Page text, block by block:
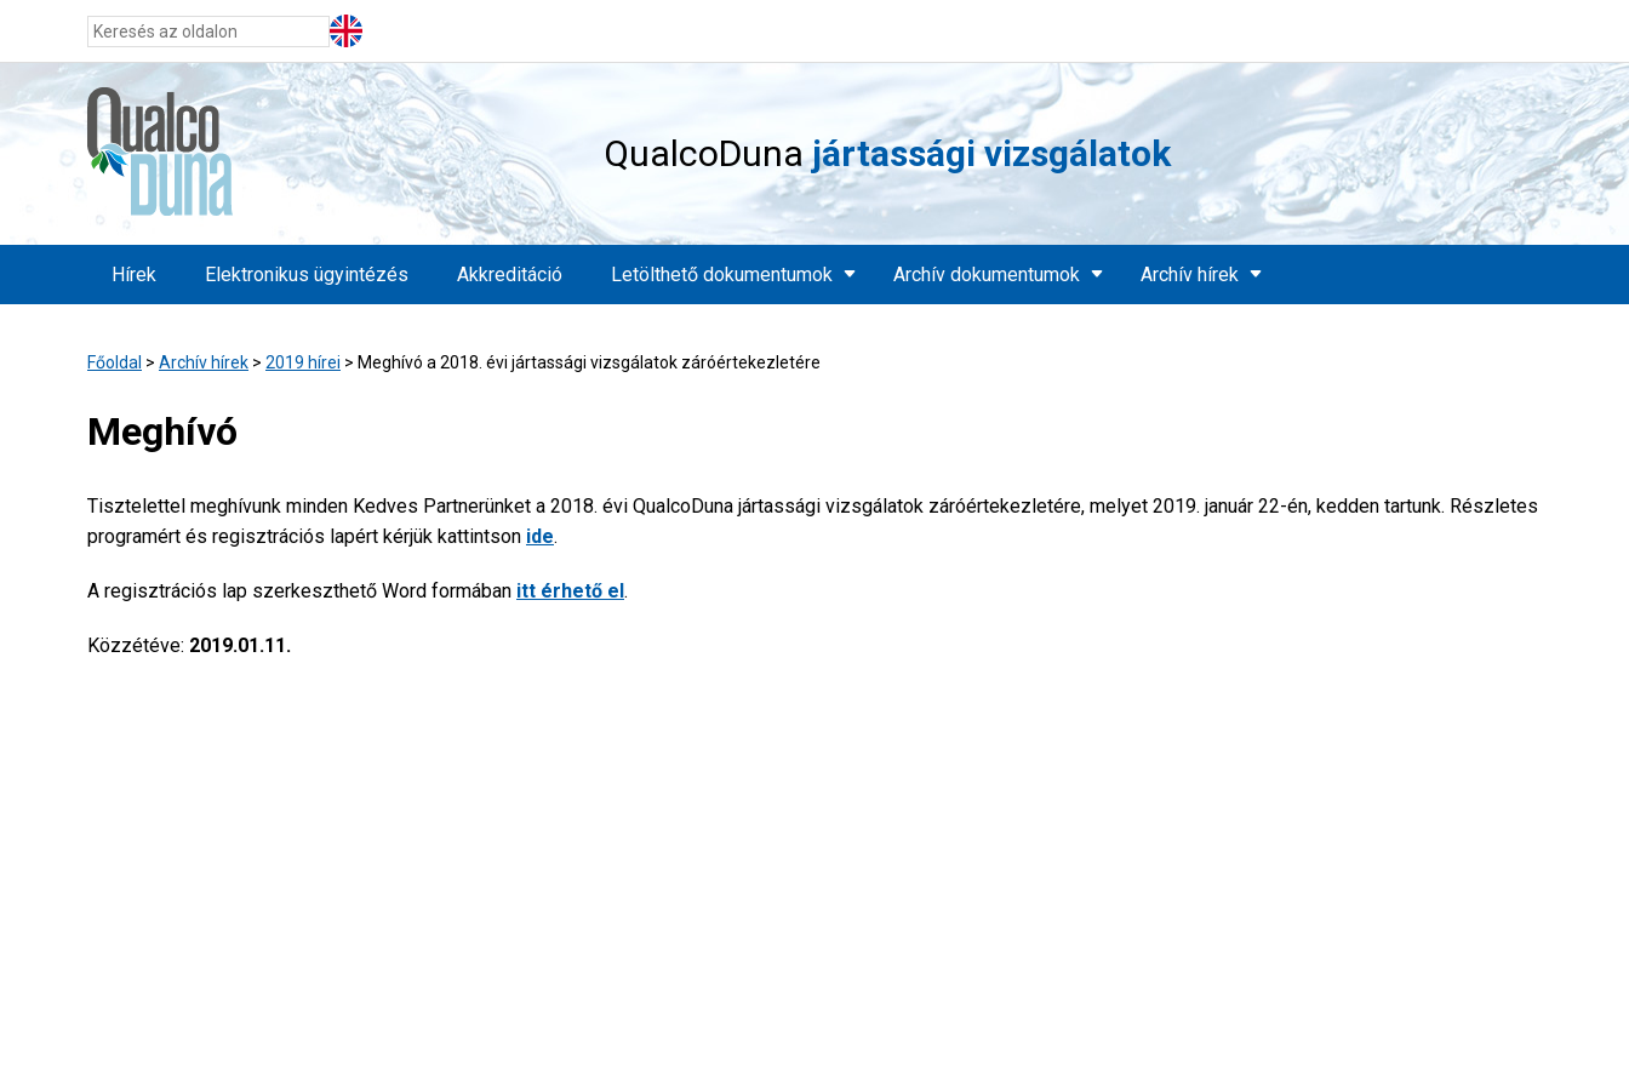
QualcoDunajártassági vizsgálatok
Hírek Elektronikus ügyintézés Akkreditáció Letölthető dokumentumok Archív dokumentumok Archív hírek
Főoldal > Archív hírek > 2019 hírei > Meghívó a 2018. évi jártassági vizsgálatok záróértekezletére
Meghívó
Tisztelettel meghívunk minden Kedves Partnerünket a 2018. évi QualcoDuna jártassági vizsgálatok záróértekezletére, melyet 2019. január 22-én, kedden tartunk. Részletes
programért és regisztrációs lapért kérjük kattintson ide.
A regisztrációs lap szerkeszthető Word formában itt érhető el.
Közzétéve: 2019.01.11.